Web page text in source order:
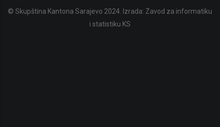
© Skupština Kantona Sarajevo 2024. Izrada: Zavod za informatiku
i statistiku KS